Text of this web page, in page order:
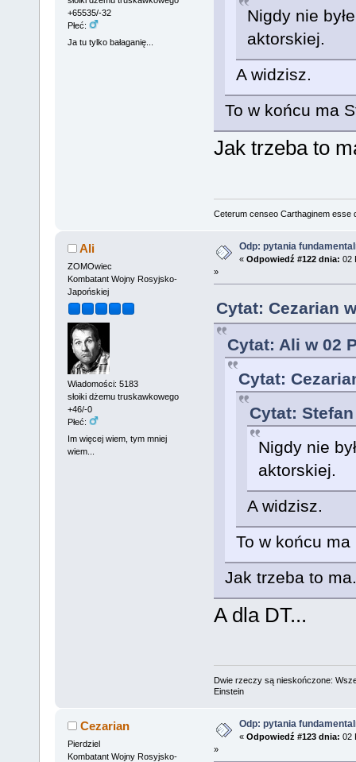
+65535/-32
Płeć:
Ja tu tylko bałaganię...
Nigdy nie
aktorskiej.
A widzisz.
To w końcu ma
Jak trzeba to
Ceterum censeo Carthaginem esse
Ali
ZOMOwiec
Kombatant Wojny Rosyjsko-
Japońskiej
Wiadomości: 5183
słoiki dżemu truskawkowego
+46/-0
Płeć:
Im więcej wiem, tym mniej
wiem...
Odp: pytania
« Odpowiedź #122 dnia: 02
»
Cytat: Cezarian
Cytat: Ali w 02
Cytat:
Cytat:
Nigdy nie
aktorskiej.
A widzisz.
To w końcu
Jak trzeba to
A dla DT...
Dwie rzeczy są nieskończone:
Einstein
Cezarian
Pierdziel
Kombatant Wojny Rosyjsko-
Odp: pytania
« Odpowiedź #123 dnia: 02
»